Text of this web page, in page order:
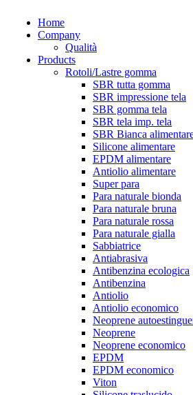
Home
Company
Qualità
Products
Rotoli/Lastre gomma
SBR tutta gomma
SBR impressione tela
SBR gomma tela
SBR tela imp. tela
SBR Bianca
Silicone alimentare
EPDM alimentare
Antiolio alimentare
Super para
Para naturale bionda
Para naturale bruna
Para naturale rossa
Para naturale gialla
Sabbiatrice
Antiabrasiva
Antibenzina ecologica
Antibenzina
Antiolio
Antiolio economico
Neoprene
Neoprene
Neoprene economico
EPDM
EPDM economico
Viton